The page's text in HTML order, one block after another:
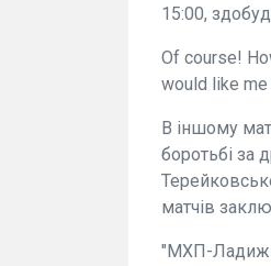
15:00,
Of course!
would like me
В іншому
боротьбі за
матчів
"МХП-